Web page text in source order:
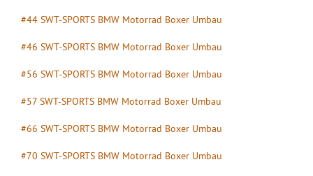
#44 SWT-SPORTS BMW Motorrad Boxer Umbau
#46 SWT-SPORTS BMW Motorrad Boxer Umbau
#56 SWT-SPORTS BMW Motorrad Boxer Umbau
#57 SWT-SPORTS BMW Motorrad Boxer Umbau
#66 SWT-SPORTS BMW Motorrad Boxer Umbau
#70 SWT-SPORTS BMW Motorrad Boxer Umbau